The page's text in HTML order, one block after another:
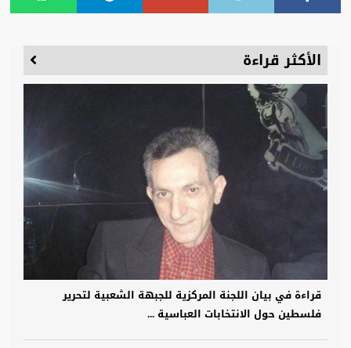
الأكثر قراءة
قراءة في بيان اللجنة المركزية للجبهة الشعبية لتحرير
فلسطين حول الانتخابات العباسية ...